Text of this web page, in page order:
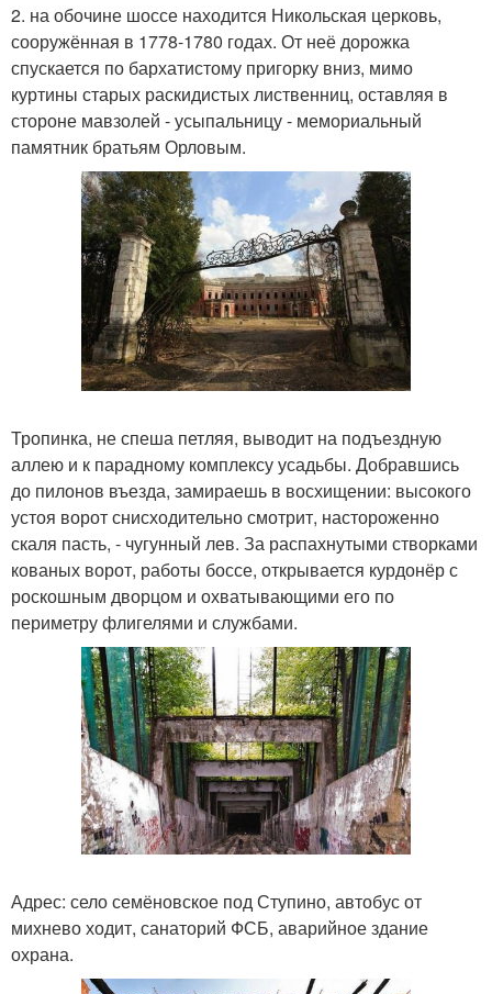
2. на обочине шоссе находится Никольская церковь,
сооружённая в 1778-1780 годах. От неё дорожка
спускается по бархатистому пригорку вниз, мимо
куртины старых раскидистых лиственниц, оставляя в
стороне мавзолей - усыпальницу - мемориальный
памятник братьям Орловым.
Тропинка, не спеша петляя, выводит на подъездную
аллею и к парадному комплексу усадьбы. Добравшись
до пилонов въезда, замираешь в восхищении: высокого
устоя ворот снисходительно смотрит, настороженно
скаля пасть, - чугунный лев. За распахнутыми створками
кованых ворот, работы боссе, открывается курдонёр с
роскошным дворцом и охватывающими его по
периметру флигелями и службами.
Адрес: село семёновское под Ступино, автобус от
михнево ходит, санаторий ФСБ, аварийное здание
охрана.